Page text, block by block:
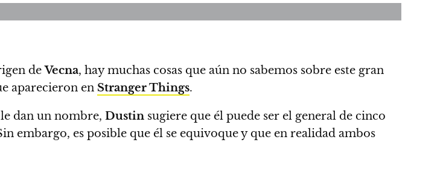
deVecna, hay muchas cosas que aún no sabemos sobre este gran
aparecieron en Stranger Things.
dan un nombre, Dustin sugiere que él puede ser el general de cinco
embargo, es posible que él se equivoque y que en realidad ambos